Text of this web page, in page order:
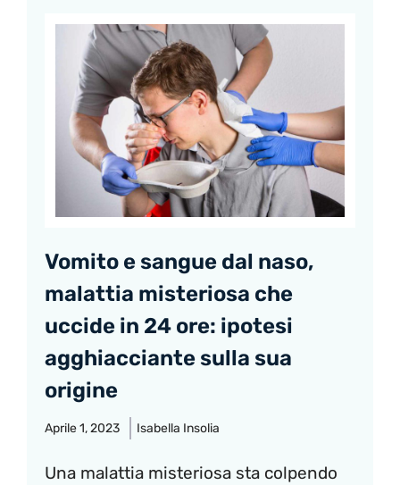
Vomito e sangue dal naso,
malattia misteriosa che
uccide in 24 ore: ipotesi
agghiacciante sulla sua
origine
Aprile 1, 2023 Isabella Insolia
Una malattia misteriosa sta colpendo